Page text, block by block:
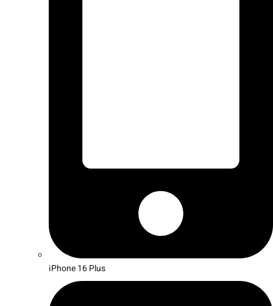
iPhone 16 Plus